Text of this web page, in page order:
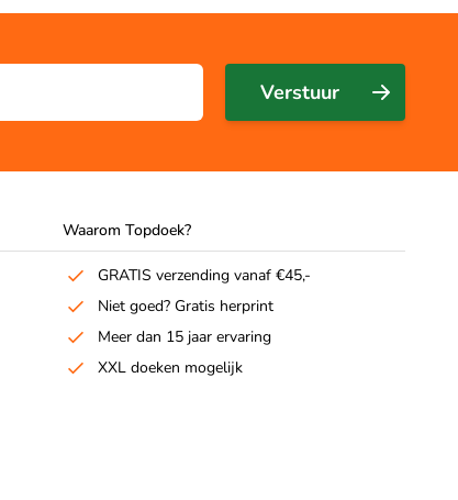
Verstuur
Waarom Topdoek?
GRATIS verzending vanaf €45,-
Niet goed? Gratis herprint
Meer dan 15 jaar ervaring
XXL doeken mogelijk